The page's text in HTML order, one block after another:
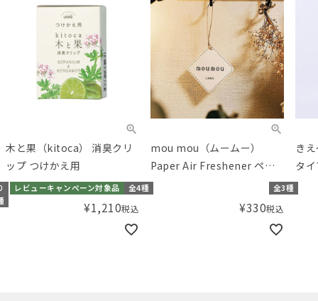
木と果（kitoca） 消臭クリ
ップ つけかえ用
レビューキャンペーン対象品 全4種
¥1,210税込
mou mou（ムームー）
Paper Air Freshener ペー
パーエアフレッシュナー
全3種
¥330税込
き
タ